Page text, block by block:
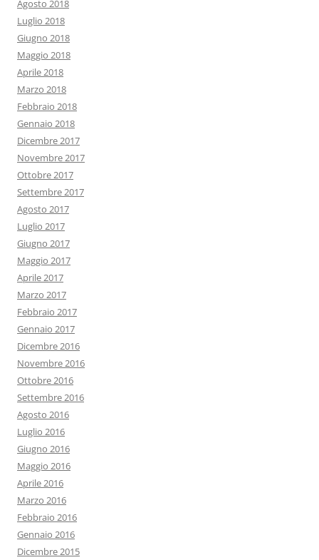
Agosto 2018
Luglio 2018
Giugno 2018
Maggio 2018
Aprile 2018
Marzo 2018
Febbraio 2018
Gennaio 2018
Dicembre 2017
Novembre 2017
Ottobre 2017
Settembre 2017
Agosto 2017
Luglio 2017
Giugno 2017
Maggio 2017
Aprile 2017
Marzo 2017
Febbraio 2017
Gennaio 2017
Dicembre 2016
Novembre 2016
Ottobre 2016
Settembre 2016
Agosto 2016
Luglio 2016
Giugno 2016
Maggio 2016
Aprile 2016
Marzo 2016
Febbraio 2016
Gennaio 2016
Dicembre 2015